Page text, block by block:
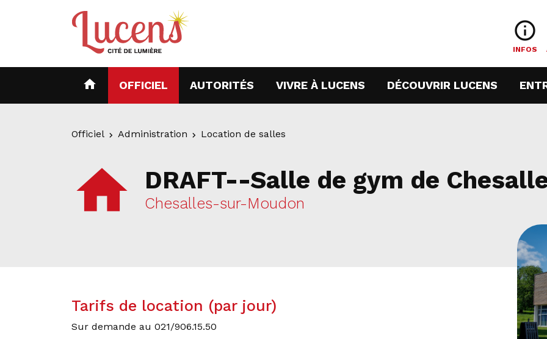
info_outline
INFOS
home OFFICIEL (CURRENT)
AUTORITÉS (CURRENT)
VIVRE À LUCENS (CURRENT)
DÉCOUVRIR LUCENS
Officiel Administration Location de salles
home DRAFT--Salle de gym de
Chesalles-sur-Moudon
Tarifs de location (par jour)
Sur demande au 021/906.15.50